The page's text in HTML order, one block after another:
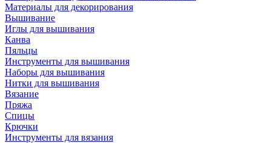
Материалы для декорирования
Вышивание
Иглы для вышивания
Канва
Пяльцы
Инструменты для вышивания
Наборы для вышивания
Нитки для вышивания
Вязание
Пряжа
Спицы
Крючки
Инструменты для вязания